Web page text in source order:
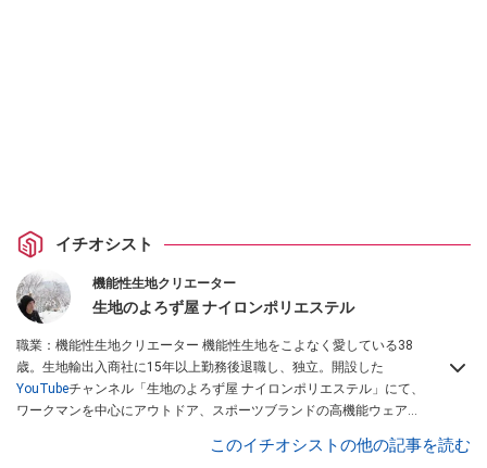
イチオシスト
機能性生地クリエーター
生地のよろず屋 ナイロンポリエステル
職業：機能性生地クリエーター 機能性生地をこよなく愛している38
歳。生地輸出入商社に15年以上勤務後退職し、独立。開設した
YouTubeチャンネル「生地のよろず屋 ナイロンポリエステル」にて、
ワークマンを中心にアウトドア、スポーツブランドの高機能ウェアを
このイチオシストの他の記事を読む